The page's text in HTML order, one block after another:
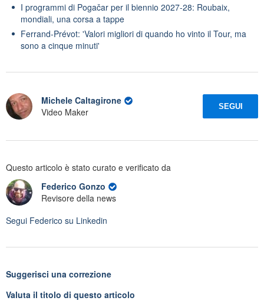
I programmi di Pogačar per il biennio 2027-28: Roubaix,
mondiali, una corsa a tappe
Ferrand-Prévot: 'Valori migliori di quando ho vinto il Tour, ma
sono a cinque minuti'
Michele Caltagirone
Video Maker
SEGUI
Questo articolo è stato curato e verificato da
Federico Gonzo
Revisore della news
Segui Federico su Linkedin
Suggerisci una correzione
Valuta il titolo di questo articolo